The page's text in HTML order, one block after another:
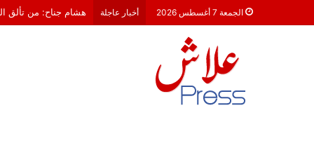
الجمعة 7 أغسطس 2026 أخبار عاجلة هشام جناح: من تألق